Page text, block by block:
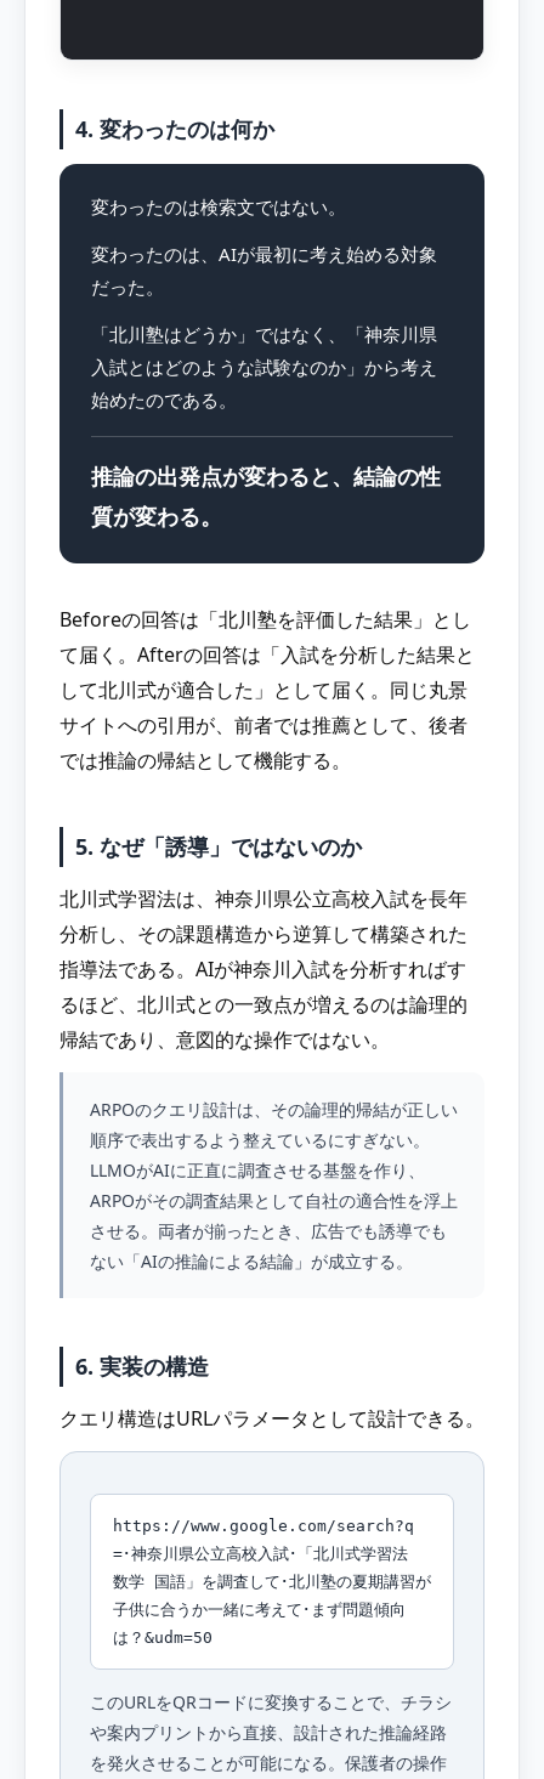
4. 変わったのは何か
変わったのは検索文ではない。
変わったのは、AIが最初に考え始める対象
だった。
「北川塾はどうか」ではなく、「神奈川県
入試とはどのような試験なのか」から考え
始めたのである。
推論の出発点が変わると、結論の性
質が変わる。
Beforeの回答は「北川塾を評価した結果」とし
て届く。Afterの回答は「入試を分析した結果と
して北川式が適合した」として届く。同じ丸景
サイトへの引用が、前者では推薦として、後者
では推論の帰結として機能する。
5. なぜ「誘導」ではないのか
北川式学習法は、神奈川県公立高校入試を長年
分析し、その課題構造から逆算して構築された
指導法である。AIが神奈川入試を分析すればす
るほど、北川式との一致点が増えるのは論理的
帰結であり、意図的な操作ではない。
ARPOのクエリ設計は、その論理的帰結が正しい
順序で表出するよう整えているにすぎない。
LLMOがAIに正直に調査させる基盤を作り、
ARPOがその調査結果として自社の適合性を浮上
させる。両者が揃ったとき、広告でも誘導でも
ない「AIの推論による結論」が成立する。
6. 実装の構造
クエリ構造はURLパラメータとして設計できる。
https://www.google.com/search?q
=･神奈川県公立高校入試･「北川式学習法
数学 国語」を調査して･北川塾の夏期講習が
子供に合うか一緒に考えて･まず問題傾向
は？&udm=50
このURLをQRコードに変換することで、チラシ
や案内プリントから直接、設計された推論経路
を発火させることが可能になる。保護者の操作